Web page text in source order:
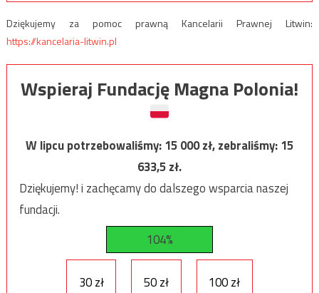
Dziękujemy za pomoc prawną Kancelarii Prawnej Litwin:
https://kancelaria-litwin.pl
Wspieraj Fundację Magna Polonia!
W lipcu potrzebowaliśmy:15 000zł, zebraliśmy:15
633,5zł.
Dziękujemy! i zachęcamy do dalszego wsparcia naszej
fundacji.
104%
30 zł 50 zł 100 zł